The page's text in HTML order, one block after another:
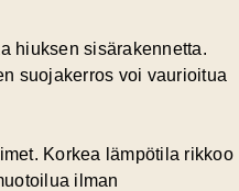
hiuksen sisärakennetta.
suojakerros voi vaurioitua
Korkea lämpötila rikkoo
ilman